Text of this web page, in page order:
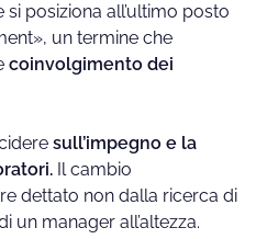
si posiziona all’ultimo posto
un termine che
coinvolgimento dei
sull’impegno e la
Il cambio
dettato non dalla ricerca di
un manager all’altezza.